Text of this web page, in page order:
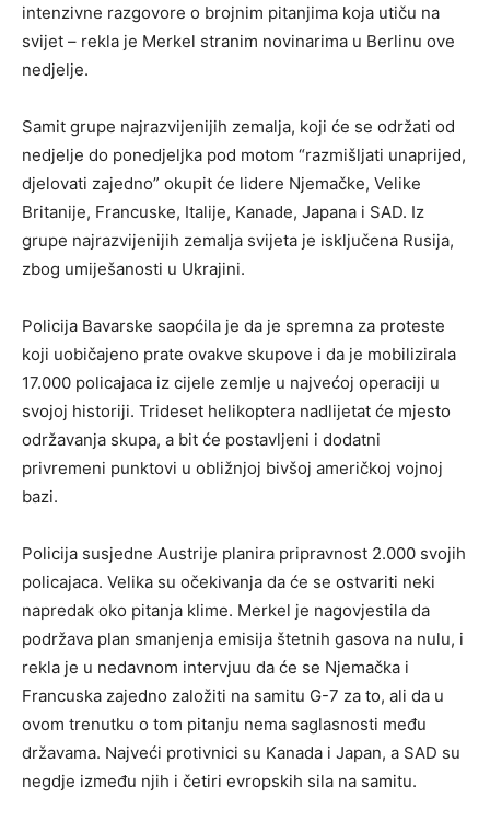
intenzivne razgovore o brojnim pitanjima koja utiču na
svijet – rekla je Merkel stranim novinarima u Berlinu ove
nedjelje.
Samit grupe najrazvijenijih zemalja, koji će se održati od
nedjelje do ponedjeljka pod motom “razmišljati unaprijed,
djelovati zajedno” okupit će lidere Njemačke, Velike
Britanije, Francuske, Italije, Kanade, Japana i SAD. Iz
grupe najrazvijenijih zemalja svijeta je isključena Rusija,
zbog umiješanosti u Ukrajini.
Policija Bavarske saopćila je da je spremna za proteste
koji uobičajeno prate ovakve skupove i da je mobilizirala
17.000 policajaca iz cijele zemlje u najvećoj operaciji u
svojoj historiji. Trideset helikoptera nadlijetat će mjesto
održavanja skupa, a bit će postavljeni i dodatni
privremeni punktovi u obližnjoj bivšoj američkoj vojnoj
bazi.
Policija susjedne Austrije planira pripravnost 2.000 svojih
policajaca. Velika su očekivanja da će se ostvariti neki
napredak oko pitanja klime. Merkel je nagovjestila da
podržava plan smanjenja emisija štetnih gasova na nulu, i
rekla je u nedavnom intervjuu da će se Njemačka i
Francuska zajedno založiti na samitu G-7 za to, ali da u
ovom trenutku o tom pitanju nema saglasnosti među
državama. Najveći protivnici su Kanada i Japan, a SAD su
negdje između njih i četiri evropskih sila na samitu.